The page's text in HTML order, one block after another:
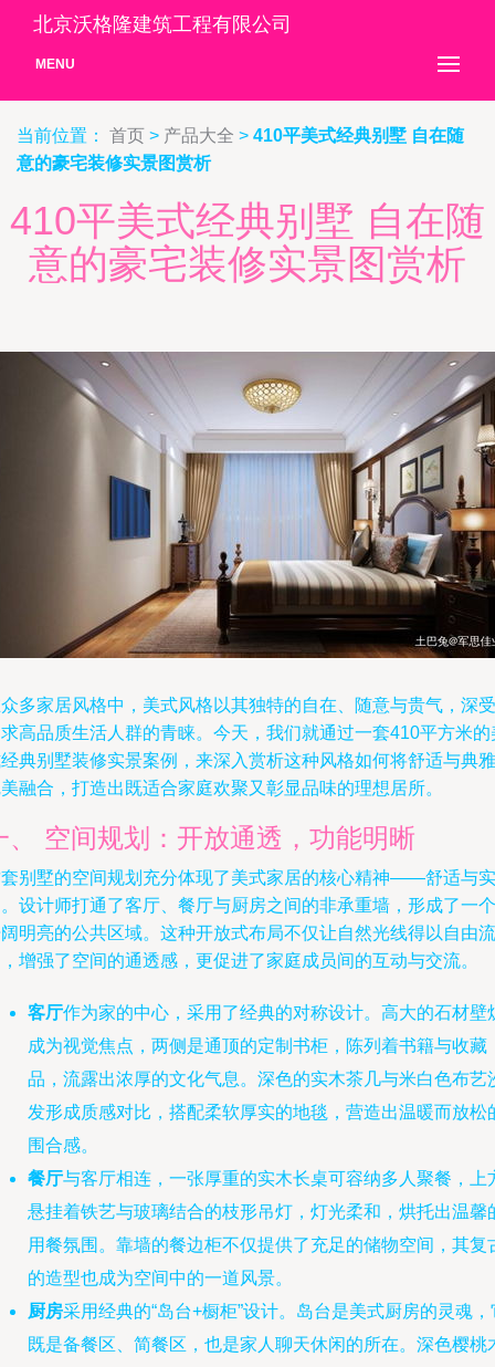
北京沃格隆建筑工程有限公司
MENU
当前位置： 首页 > 产品大全 > 410平美式经典别墅 自在随
意的豪宅装修实景图赏析
410平美式经典别墅 自在随
意的豪宅装修实景图赏析
多家居风格中，美式风格以其独特的自在、随意与贵气，深受
高品质生活人群的青睐。今天，我们就通过一套410平方米的
典别墅装修实景案例，来深入赏析这种风格如何将舒适与典雅
融合，打造出既适合家庭欢聚又彰显品味的理想居所。
、 空间规划：开放通透，功能明晰
别墅的空间规划充分体现了美式家居的核心精神——舒适与实
设计师打通了客厅、餐厅与厨房之间的非承重墙，形成了一个
明亮的公共区域。这种开放式布局不仅让自然光线得以自由流
增强了空间的通透感，更促进了家庭成员间的互动与交流。
客厅作为家的中心，采用了经典的对称设计。高大的石材壁
成为视觉焦点，两侧是通顶的定制书柜，陈列着书籍与收藏
品，流露出浓厚的文化气息。深色的实木茶几与米白色布艺
发形成质感对比，搭配柔软厚实的地毯，营造出温暖而放松
围合感。
餐厅与客厅相连，一张厚重的实木长桌可容纳多人聚餐，上
悬挂着铁艺与玻璃结合的枝形吊灯，灯光柔和，烘托出温馨
用餐氛围。靠墙的餐边柜不仅提供了充足的储物空间，其复
的造型也成为空间中的一道风景。
厨房采用经典的“岛台+橱柜”设计。岛台是美式厨房的灵魂，
既是备餐区、简餐区，也是家人聊天休闲的所在。深色樱桃